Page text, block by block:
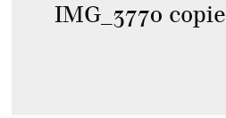
IMG_3770 copie